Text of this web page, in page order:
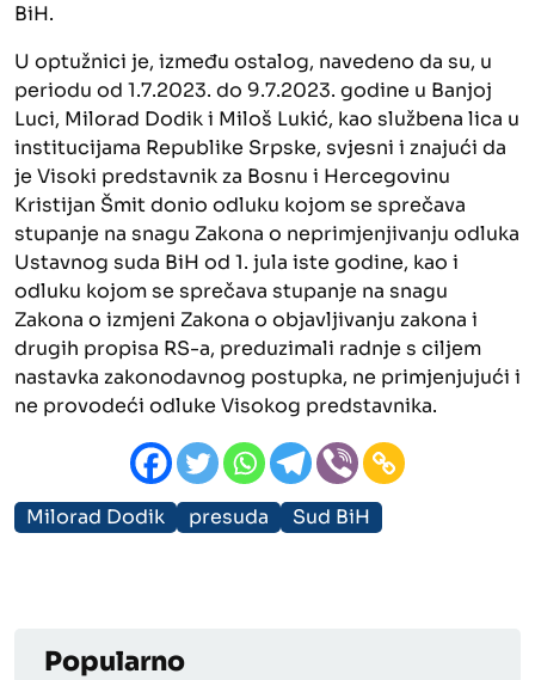
BiH.
U optužnici je, između ostalog, navedeno da su, u
periodu od 1.7.2023. do 9.7.2023. godine u Banjoj
Luci, Milorad Dodik i Miloš Lukić, kao službena lica u
institucijama Republike Srpske, svjesni i znajući da
je Visoki predstavnik za Bosnu i Hercegovinu
Kristijan Šmit donio odluku kojom se sprečava
stupanje na snagu Zakona o neprimjenjivanju odluka
Ustavnog suda BiH od 1. jula iste godine, kao i
odluku kojom se sprečava stupanje na snagu
Zakona o izmjeni Zakona o objavljivanju zakona i
drugih propisa RS-a, preduzimali radnje s ciljem
nastavka zakonodavnog postupka, ne primjenjujući i
ne provodeći odluke Visokog predstavnika.
Milorad Dodik presuda Sud BiH
Popularno